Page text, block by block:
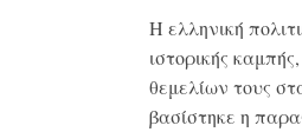
Η ελληνική
ιστορικής
θεμελίων τους
βασίστηκε η